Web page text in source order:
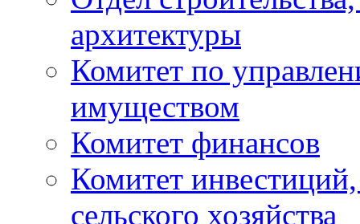
архитектуры
Комитет по
имуществом
Комитет финансов
Комитет
сельского хозяйства